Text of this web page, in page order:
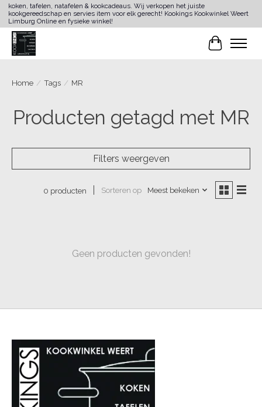
koken, tafelen, natafelen & kookcadeaus. Wij verkopen het juiste
kookgereedschap en servies item voor elk gerecht! Kookings Kookwinkel Weert
Limburg Online en fysieke winkel!
Home / Tags / MR
Producten getagd met MR
Filters weergeven
0 producten Sorteren op Meest bekeken
Geen producten gevonden!